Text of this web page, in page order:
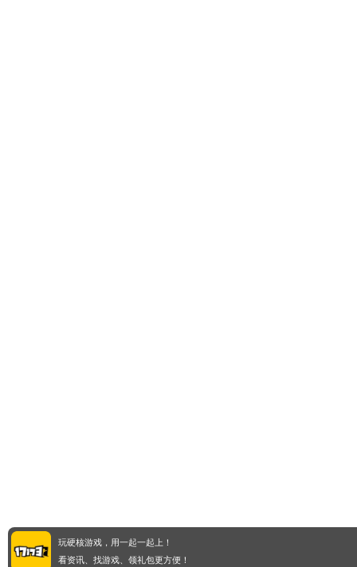
玩硬核游戏，用一起一起上！
看资讯、找游戏、领礼包更方便！